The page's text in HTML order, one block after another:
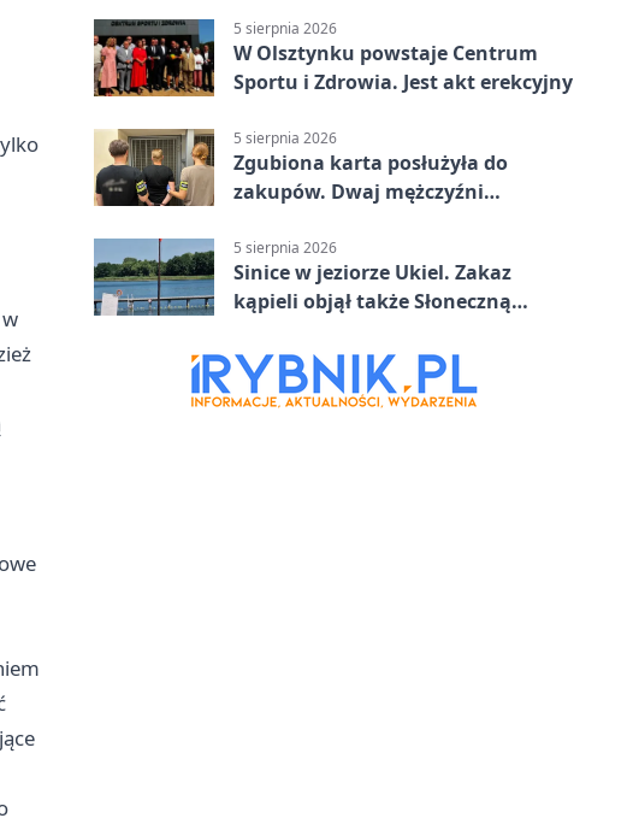
5 sierpnia 2026
W Olsztynku powstaje Centrum
Sportu i Zdrowia. Jest akt erekcyjny
5 sierpnia 2026
Zgubiona karta posłużyła do
zakupów. Dwaj mężczyźni
5 sierpnia 2026
Sinice w jeziorze Ukiel. Zakaz
kąpieli objął także Słoneczną